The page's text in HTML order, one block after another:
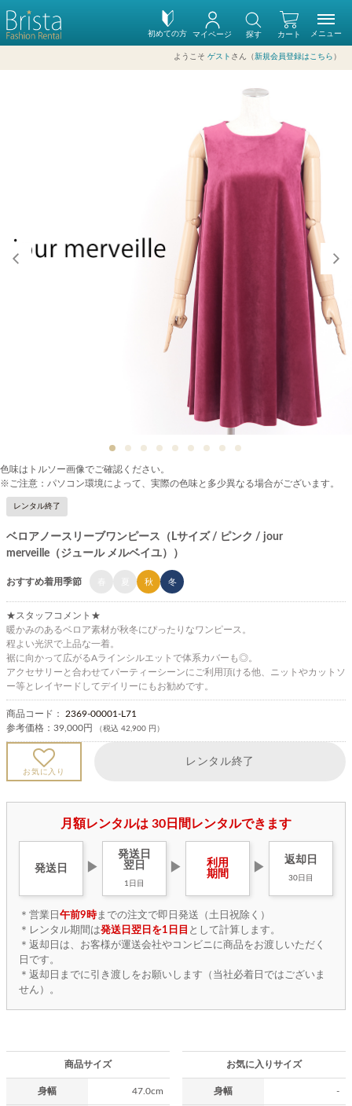
初めての方 カート
マイページ 探す
ようこそ ゲスト さん（新規会員登録はこちら ）
メニュー
色味はトルソー画像でご確認ください。
※ご注意：パソコン環境によって、実際の色味と多少異なる場合がございます。
レンタル終了
ベロアノースリーブワンピース（Lサイズ / ピンク / jour
merveille（ジュール メルベイユ））
おすすめ着用季節 秋 冬
★スタッフコメント★
暖かみのあるベロア素材が秋冬にぴったりなワンピース。
程よい光沢で上品な一着。
裾に向かって広がるAラインシルエットで体系カバーも◎。
アクセサリーと合わせてパーティーシーンにご利用頂ける他、ニットやカットソ
ー等とレイヤードしてデイリーにもお勧めです。
商品コード： 2369-00001-L71
参考価格： 39,000円 （税込 42,900 円）
お気に入り
レンタル終了
月額レンタルは 30日間レンタルできます
発送日 ▶
発送日
翌日
1日目
▶
利用
期間
▶
返却日
30日目
＊営業日 午前9時までの注文で即日発送（土日祝除く）
＊レンタル期間は発送日翌日を1日目 として計算します。
＊返却日は、お客様が運送会社やコンビニに商品をお渡しいただく
日です。
＊返却日までに引き渡しをお願いします（当社必着日ではございま
せん）。
商品サイズ
身幅 47.0cm
お気に入りサイズ
身幅 -